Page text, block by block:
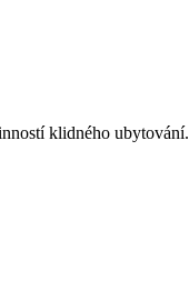
klidného ubytování.